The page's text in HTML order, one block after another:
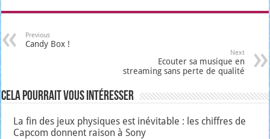
Previous
Candy Box !
Next
Ecouter sa musique en
streaming sans perte de qualité
Cela pourrait vous intéresser
La fin des jeux physiques est inévitable : les chiffres de
Capcom donnent raison à Sony